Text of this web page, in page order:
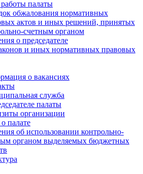
палаты
обжалования нормативных
актов и иных решений, принятых
счетным органом
о председателе
и иных нормативных правовых
о вакансиях
служба
палаты
организации
палате
об использовании контрольно-
органом выделяемых бюджетных